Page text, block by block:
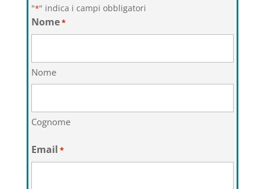
"*" indica i campi obbligatori
Nome*
Nome
Cognome
Email *